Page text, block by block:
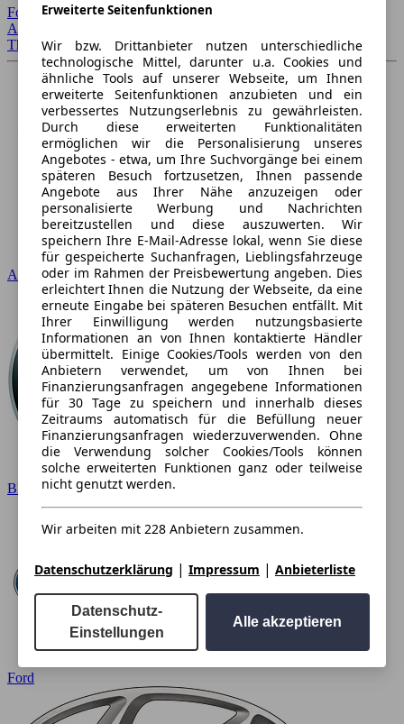
Forum Startseite
Alle Auto-Foren
Themen-Forum
Audi
BMW
Ford
Erweiterte Seitenfunktionen
Wir bzw. Drittanbieter nutzen unterschiedliche
technologische Mittel, darunter u.a. Cookies und
ähnliche Tools auf unserer Webseite, um Ihnen
erweiterte Seitenfunktionen anzubieten und ein
verbessertes Nutzungserlebnis zu gewährleisten.
Durch diese erweiterten Funktionalitäten
ermöglichen wir die Personalisierung unseres
Angebotes - etwa, um Ihre Suchvorgänge bei einem
späteren Besuch fortzusetzen, Ihnen passende
Angebote aus Ihrer Nähe anzuzeigen oder
personalisierte Werbung und Nachrichten
bereitzustellen und diese auszuwerten. Wir
speichern Ihre E-Mail-Adresse lokal, wenn Sie diese
für gespeicherte Suchanfragen, Lieblingsfahrzeuge
oder im Rahmen der Preisbewertung angeben. Dies
erleichtert Ihnen die Nutzung der Webseite, da eine
erneute Eingabe bei späteren Besuchen entfällt. Mit
Ihrer Einwilligung werden nutzungsbasierte
Informationen an von Ihnen kontaktierte Händler
übermittelt. Einige Cookies/Tools werden von den
Anbietern verwendet, um von Ihnen bei
Finanzierungsanfragen angegebene Informationen
für 30 Tage zu speichern und innerhalb dieses
Zeitraums automatisch für die Befüllung neuer
Finanzierungsanfragen wiederzuverwenden. Ohne
die Verwendung solcher Cookies/Tools können
solche erweiterten Funktionen ganz oder teilweise
nicht genutzt werden.
Wir arbeiten mit 228 Anbietern zusammen.
Datenschutzerklärung | Impressum | Anbieterliste
Datenschutz-
Einstellungen
Alle akzeptieren